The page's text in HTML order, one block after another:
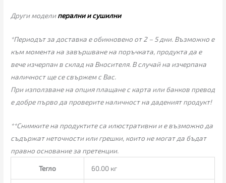
Други моделиперални и сушилни
*Периодът за доставка е обикновено от 2 – 5 дни. Възможно е
към момента на завършване на поръчката, продукта да е
вече изчерпан в склад на Вносителя. В случай на изчерпана
наличност ще се свържем с Вас.
При използване на опция плащане с карта или банков превод
е добре първо да проверите наличност на даденият продукт!
**Снимките на продуктите са илюстративни и е възможно да
съдържат неточности или грешки, които не могат да бъдат
правно основание за претенции.
Тегло 60.00 кг